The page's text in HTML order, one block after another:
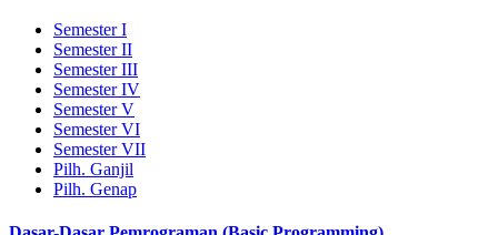
Semester I
Semester II
Semester III
Semester IV
Semester V
Semester VI
Semester VII
Pilh. Ganjil
Pilh. Genap